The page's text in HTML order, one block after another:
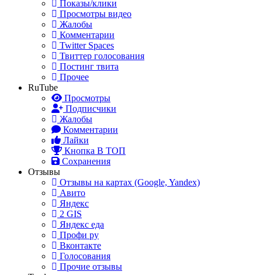
Показы/клики
Просмотры видео
Жалобы
Комментарии
Twitter Spaces
Твиттер голосования
Постинг твита
Прочее
RuTube
Просмотры
Подписчики
Жалобы
Комментарии
Лайки
Кнопка В ТОП
Сохранения
Отзывы
Отзывы на картах (Google, Yandex)
Авито
Яндекс
2 GIS
Яндекс еда
Профи ру
Вконтакте
Голосования
Прочие отзывы